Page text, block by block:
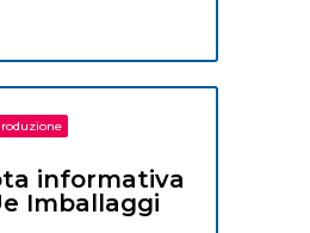
informativa
Imballaggi